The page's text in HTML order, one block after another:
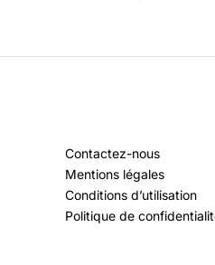
Contactez-nous
Mentions légales
Conditions d’utilisation
Politique de